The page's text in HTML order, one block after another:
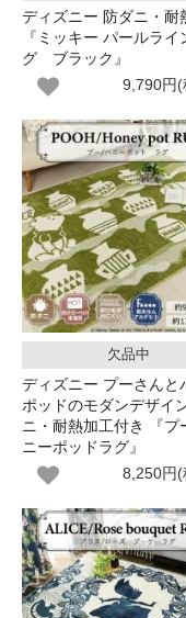
ディズニー 防ダニ・耐
『ミッキー パールライ
グ ブラック』
9,790円(
欠品中
ディズニー プーさんと
ポッドのモダンデザイ
ニ・耐熱加工付き 『プ
ニーポッドラグ』
8,250円(